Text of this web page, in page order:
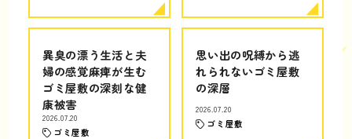
異臭の漂う生活と夫
婦の感覚麻痺が生む
ゴミ屋敷の深刻な健
康被害
2026.07.20
ゴミ屋敷
思い出の呪縛から逃
れられないゴミ屋敷
の深層
2026.07.20
ゴミ屋敷